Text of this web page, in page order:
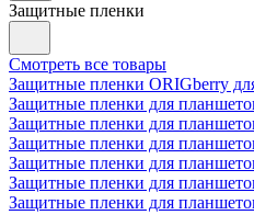
Защитные пленки
Смотреть все товары
Защитные пленки ORIGberry
Защитные пленки для
Защитные пленки для
Защитные пленки для
Защитные пленки для
Защитные пленки для
Защитные пленки для